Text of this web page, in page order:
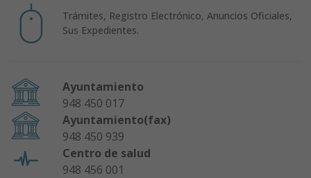
Trámites, Registro Electrónico, Anuncios Oficiales,
Sus Expedientes.
Ayuntamiento
948 450 017
Ayuntamiento(fax)
948 450 939
Centro de salud
948 456 001